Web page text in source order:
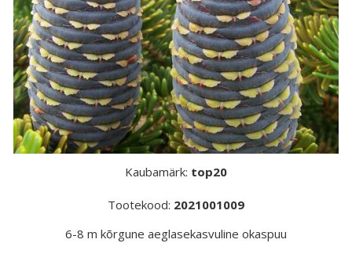
Kaubamärk: top20
Tootekood: 2021001009
6-8 m kõrgune aeglasekasvuline okaspuu